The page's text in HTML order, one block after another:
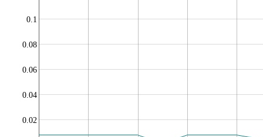
0.02
0.04
0.06
0.08
0.1